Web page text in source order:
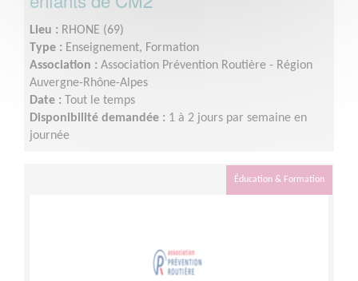
Lieu : RHONE (69)
Type : Enseignement, Formation
Association : Association Prévention Routière - Région
Auvergne-Rhône-Alpes
Date :
Tout le temps
Disponibilité demandée : 1 à 2 jours par semaine en
journée
Éducation & Formation